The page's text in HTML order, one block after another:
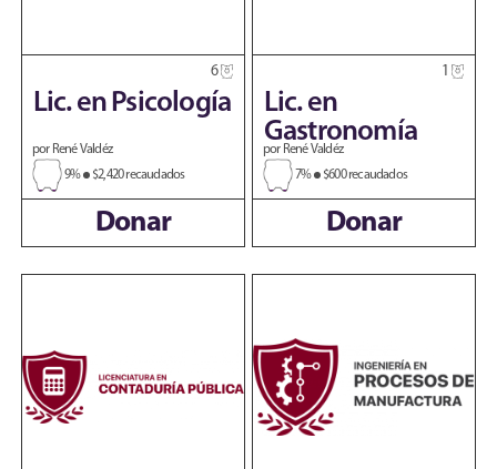
6
Lic. en Psicología
por René Valdéz
9%
$2,420 recaudados
Donar
1
Lic. en
Gastronomía
por René Valdéz
7%
$600 recaudados
Donar